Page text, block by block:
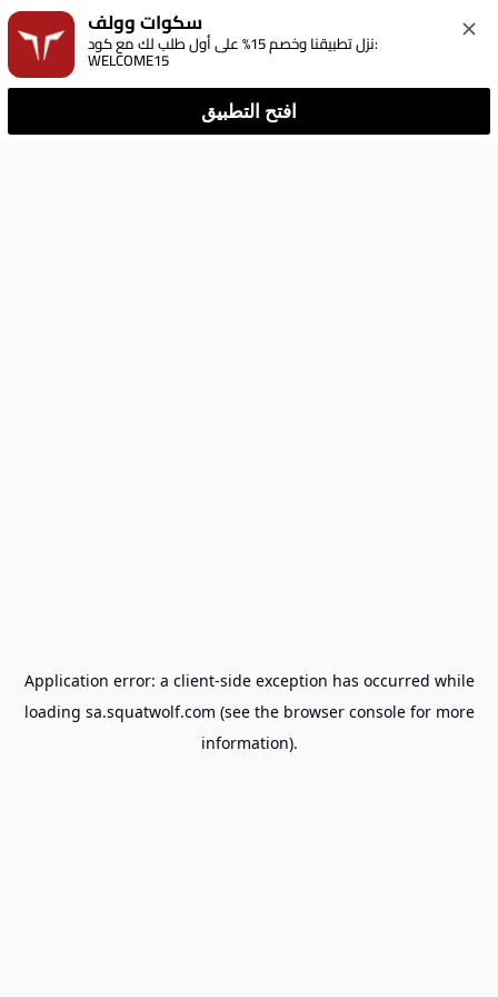
سكوات وولف
نزل تطبيقنا وخصم 15% على أول طلب لك مع كود:
WELCOME15
افتح التطبيق
Application error: a client-side exception has occurred while
loading sa.squatwolf.com (see the browser consolefor more
information).